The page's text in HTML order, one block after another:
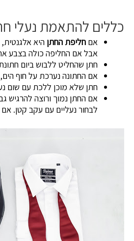
כללים להתאמת נעלי
אם חליפת החתן היא
אבל אם החליפה כולה בצבע
חתן שהחליט ללבוש ביום
אם החתונה נערכת על חוף
חתן שלא מוכן ללכת עם שום
אם החתן נמוך ורוצה להרגיש
לבחור נעליים עם עקב קטן.